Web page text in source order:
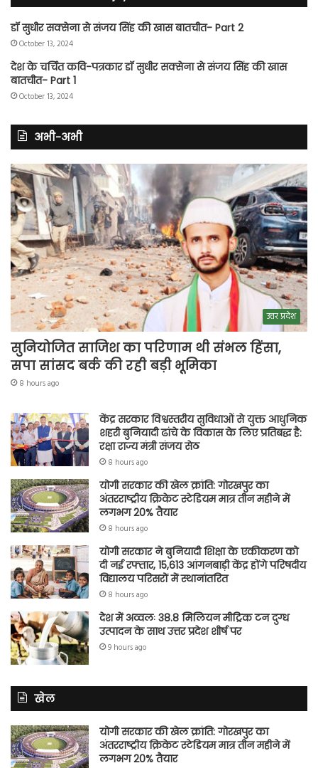
डॉ सुधीर सक्सेना से संजय सिंह की खास बातचीत- Part 2
October 13, 2024
देश के चर्चित कवि-पत्रकार डॉ सुधीर सक्सेना से संजय सिंह की खास
बातचीत- Part 1
October 13, 2024
अभी-अभी
उत्तर प्रदेश
सुनियोजित साजिश का परिणाम थी संभल हिंसा,
सपा सांसद बर्क की रही बड़ी भूमिका
8 hours ago
केंद्र सरकार विश्वस्तरीय सुविधाओं से युक्त आधुनिक
शहरी बुनियादी ढांचे के विकास के लिए प्रतिबद्ध है:
रक्षा राज्य मंत्री संजय सेठ
8 hours ago
योगी सरकार की खेल क्रांति: गोरखपुर का
अंतरराष्ट्रीय क्रिकेट स्टेडियम मात्र तीन महीने में
लगभग 20% तैयार
8 hours ago
योगी सरकार ने बुनियादी शिक्षा के एकीकरण को
दी नई रफ्तार, 15,613 आंगनबाड़ी केंद्र होंगे परिषदीय
विद्यालय परिसरों में स्थानांतरित
8 hours ago
देश में अव्वलः 38.8 मिलियन मीट्रिक टन दुग्ध
उत्पादन के साथ उत्तर प्रदेश शीर्ष पर
9 hours ago
खेल
योगी सरकार की खेल क्रांति: गोरखपुर का
अंतरराष्ट्रीय क्रिकेट स्टेडियम मात्र तीन महीने में
लगभग 20% तैयार